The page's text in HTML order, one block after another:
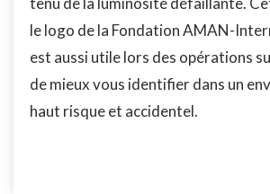
le logo de la Fondation AMAN-
est aussi utile lors des opérations
de mieux vous identifier dans un
haut risque et accidentel.